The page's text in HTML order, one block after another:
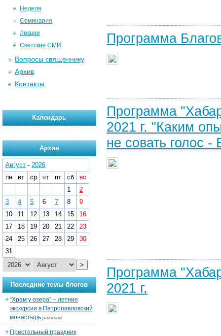
Программа
Программа
2021 г. "Каким
не совать голос -
Программа
2021 г.
Неделя
Семинария
Лекции
Светские СМИ
Вопросы священнику
Архив
Контакты
Календарь
Архив
Август - 2026
пн
вт ср чт пт сб
вс
1
2
3
4 5 6 7 8
9
10
11 12 13 14 15
16
17
18 19 20 21 22
23
24
25 26 27 28 29
30
31
>
Последние темы блогов
“Храм у озера” – летние
экскурсии в Петропавловский
монастырь palomnik
Престольный праздник